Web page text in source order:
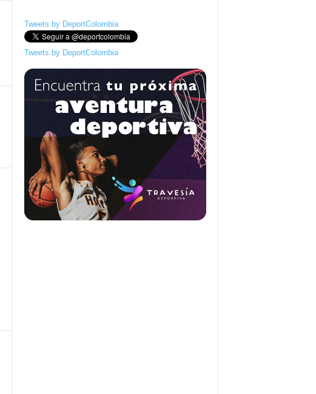
Tweets by DeportColombia
Tweets by DeportColombia